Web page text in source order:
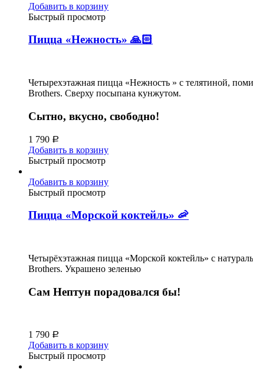
Добавить в корзину
Быстрый просмотр
Пицца «Нежность» 🙏🏻
Четырехэтажная пицца «Нежность » с телятиной,
Brothers. Сверху посыпана кунжутом.
Сытно, вкусно, свободно!
1 790 Р
Добавить в корзину
Быстрый просмотр
Добавить в корзину
Быстрый просмотр
Пицца «Морской коктейль» 🦐
Четырёхэтажная пицца «Морской коктейль» с
Brothers. Украшено зеленью
Сам Нептун порадовался бы!
1 790 Р
Добавить в корзину
Быстрый просмотр